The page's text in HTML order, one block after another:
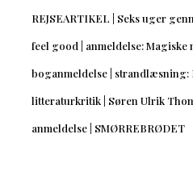
REJSEARTIKEL | Seks uger
feel good | anmeldelse:
boganmeldelse |
litteraturkritik | Søren Ulrik
anmeldelse | SMØRREBRØDET